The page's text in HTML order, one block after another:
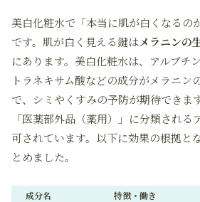
美白化粧水で「本当に肌が白くなるの
です。肌が白く見える鍵はメラニンの
にあります。美白化粧水は、アルブチ
トラネキサム酸などの成分がメラニン
で、シミやくすみの予防が期待できま
「医薬部外品（薬用）」に分類される
可されています。以下に効果の根拠と
とめました。
成分名 特徴・働き